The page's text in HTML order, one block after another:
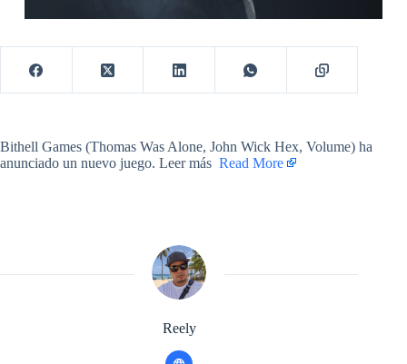
​Bithell Games (Thomas Was Alone, John Wick Hex, Volume) ha
anunciado un nuevo juego. Leer más ​ Read More
Reely